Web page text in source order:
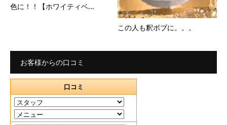
色に！！【ホワイティベ...
この人も釈ボブに。。。
お客様からの口コミ